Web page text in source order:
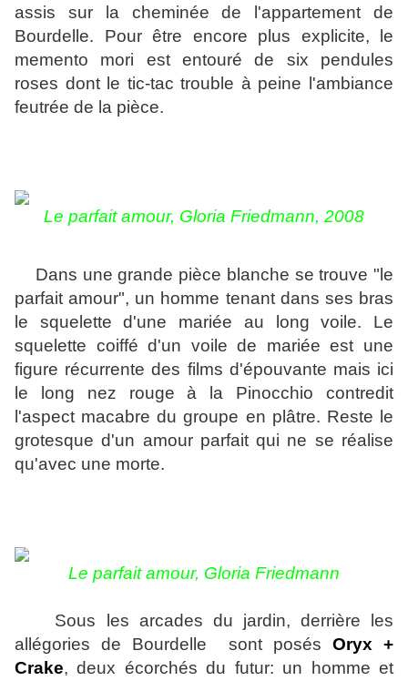
assis sur la cheminée de l'appartement de
Bourdelle. Pour être encore plus explicite, le
memento mori est entouré de six pendules
roses dont le tic-tac trouble à peine l'ambiance
feutrée de la pièce.
Le parfait amour, Gloria Friedmann, 2008
Dans une grande pièce blanche se trouve "le
parfait amour", un homme tenant dans ses bras
le squelette d'une mariée au long voile. Le
squelette coiffé d'un voile de mariée est une
figure récurrente des films d'épouvante mais ici
le long nez rouge à la Pinocchio contredit
l'aspect macabre du groupe en plâtre. Reste le
grotesque d'un amour parfait qui ne se réalise
qu'avec une morte.
Le parfait amour, Gloria Friedmann
Sous les arcades du jardin, derrière les
allégories de Bourdelle sont posés Oryx +
Crake, deux écorchés du futur: un homme et